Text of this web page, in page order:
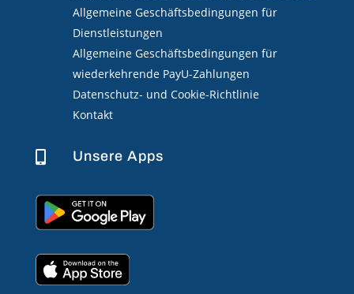
Allgemeine Geschäftsbedingungen für
Dienstleistungen
Allgemeine Geschäftsbedingungen für
wiederkehrende PayU-Zahlungen
Datenschutz- und Cookie-Richtlinie
Kontakt
 Unsere Apps